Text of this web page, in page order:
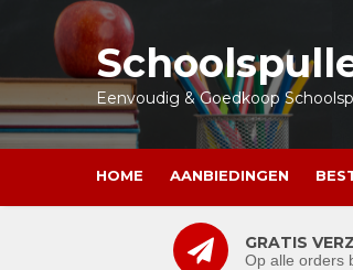
inhoud
Eenvoudig & Goedkoop
HOME AANBIEDINGEN
GRATIS
Op alle orders